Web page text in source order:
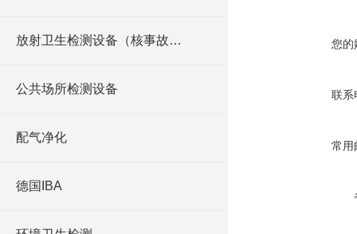
放射卫生检测设备（核事故与放射医学）
公共场所检测设备
配气净化
德国IBA
您的
联系
常用